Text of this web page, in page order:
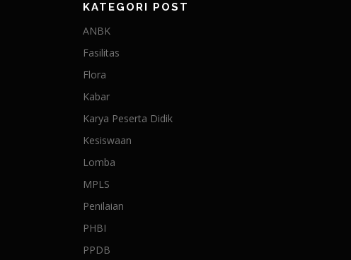
KATEGORI POST
ANBK
Fasilitas
Flora
Kabar
Karya Peserta Didik
Kesiswaan
Lomba
MPLS
Penilaian
PHBI
PPDB